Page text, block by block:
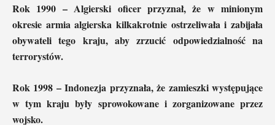
Rok 1990 – Algierski oficer przyznał, że w minionym
okresie armia algierska kilkakrotnie ostrzeliwała i zabijała
obywateli tego kraju, aby zrzucić odpowiedzialność na
terrorystów.
Rok 1998 – Indonezja przyznała, że zamieszki występujące
w tym kraju były sprowokowane i zorganizowane przez
wojsko.